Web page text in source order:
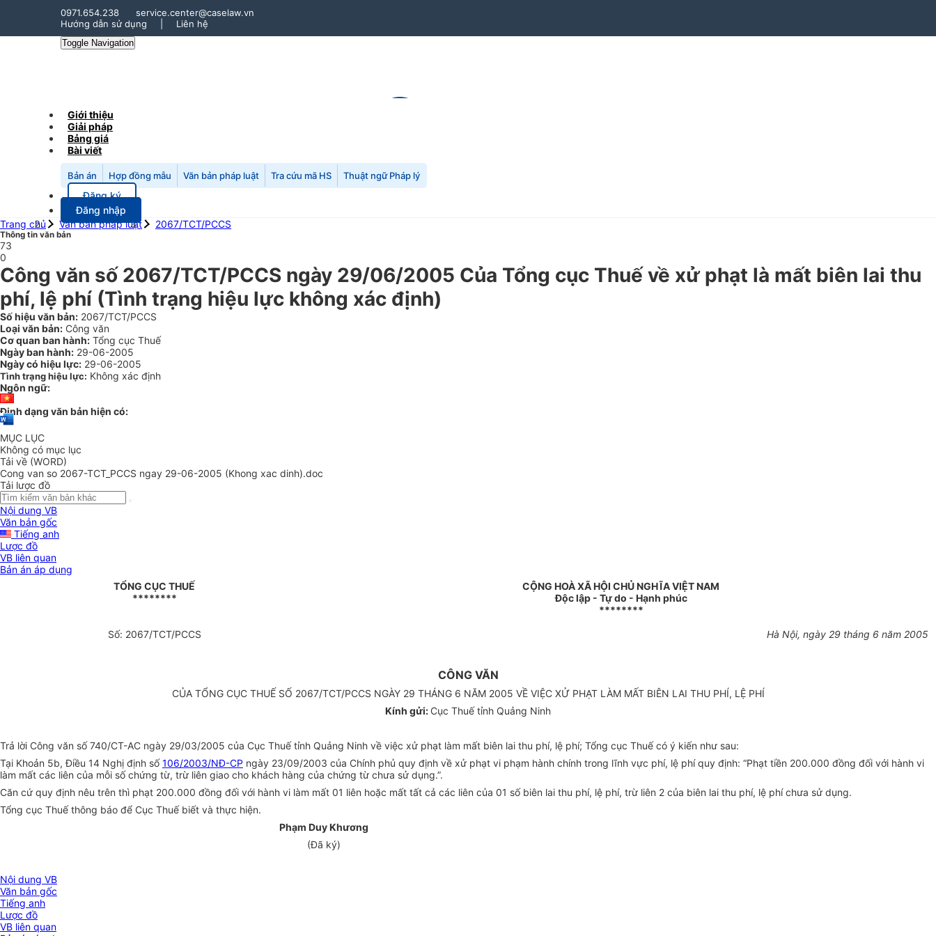
0971.654.238
service.center@caselaw.vn
Hướng dẫn sử dụng
Liên hệ
Toggle Navigation
Giới thiệu
Giải pháp
Bảng giá
Bài viết
Bản án Hợp đồng mẫu Văn bản pháp luật Tra cứu mã HS Thuật ngữ Pháp lý
Đăng ký
Đăng nhập
Trang chủ
Văn bản pháp luật 2067/TCT/PCCS
Thông tin văn bản
73
0
Công văn số 2067/TCT/PCCS ngày 29/06/2005 Của Tổng cục Thuế về xử phạt là mất biên lai thu
phí, lệ phí (Tình trạng hiệu lực không xác định)
Số hiệu văn bản: 2067/TCT/PCCS
Loại văn bản: Công văn
Cơ quan ban hành: Tổng cục Thuế
Ngày ban hành: 29-06-2005
Ngày có hiệu lực: 29-06-2005
Tình trạng hiệu lực: Không xác định
Ngôn ngữ:
Định dạng văn bản hiện có:
MỤC LỤC
Không có mục lục
Tải về (WORD)
Cong van so 2067-TCT_PCCS ngay 29-06-2005 (Khong xac dinh).doc
Tải lược đồ
Nội dung VB
Văn bản gốc
Tiếng anh
Lược đồ
VB liên quan
Bản án áp dụng
TỔNG CỤC THUẾ
********
CỘNG HOÀ XÃ HỘI CHỦ NGHĨA VIỆT NAM
Độc lập - Tự do - Hạnh phúc
********
Số: 2067/TCT/PCCS Hà Nội, ngày 29 tháng 6 năm 2005
CÔNG VĂN
CỦA TỔNG CỤC THUẾ SỐ 2067/TCT/PCCS NGÀY 29 THÁNG 6 NĂM 2005 VỀ VIỆC XỬ PHẠT LÀM MẤT BIÊN LAI THU PHÍ, LỆ PHÍ
Kính gửi: Cục Thuế tỉnh Quảng Ninh
Trả lời Công văn số 740/CT-AC ngày 29/03/2005 của Cục Thuế tỉnh Quảng Ninh về việc xử phạt làm mất biên lai thu phí, lệ phí; Tổng cục Thuế có ý kiến như sau:
Tại Khoản 5b, Điều 14 Nghị định số106/2003/NĐ-CP ngày 23/09/2003 của Chính phủ quy định về xử phạt vi phạm hành chính trong lĩnh vực phí, lệ phí quy định: “Phạt tiền 200.000 đồng đối với hành vi
làm mất các liên của mỗi số chứng từ, trừ liên giao cho khách hàng của chứng từ chưa sử dụng.”.
Căn cứ quy định nêu trên thì phạt 200.000 đồng đối với hành vi làm mất 01 liên hoặc mất tất cả các liên của 01 số biên lai thu phí, lệ phí, trừ liên 2 của biên lai thu phí, lệ phí chưa sử dụng.
Tổng cục Thuế thông báo để Cục Thuế biết và thực hiện.
Phạm Duy Khương
(Đã ký)
Nội dung VB
Văn bản gốc
Tiếng anh
Lược đồ
VB liên quan